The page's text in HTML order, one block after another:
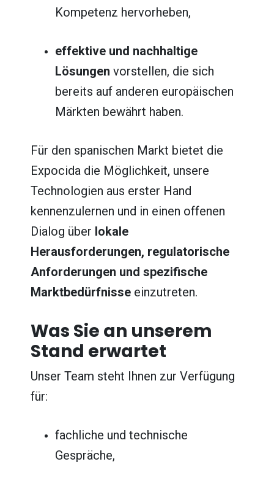
Kompetenz hervorheben,
effektive und nachhaltige
Lösungen vorstellen, die sich
bereits auf anderen europäischen
Märkten bewährt haben.
Für den spanischen Markt bietet die
Expocida die Möglichkeit, unsere
Technologien aus erster Hand
kennenzulernen und in einen offenen
Dialog über lokale
Herausforderungen, regulatorische
Anforderungen und spezifische
Marktbedürfnisse einzutreten.
Was Sie an unserem
Stand erwartet
Unser Team steht Ihnen zur Verfügung
für:
fachliche und technische
Gespräche,